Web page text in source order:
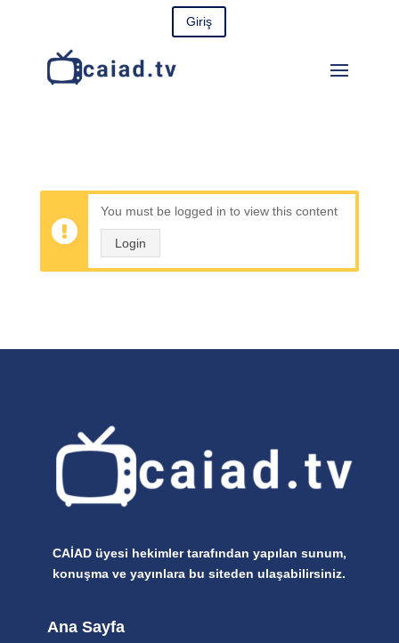
Giriş
You must be logged in to view this content
Login
CAİAD üyesi hekimler tarafından yapılan sunum,
konuşma ve yayınlara bu siteden ulaşabilirsiniz.
Ana Sayfa